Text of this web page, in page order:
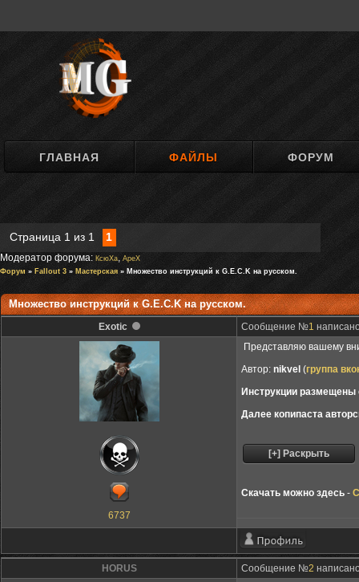
ГЛАВНАЯ ФАЙЛЫ ФОРУМ
Страница 1 из 1 1
Модератор форума: КсюXa, ApeX
Форум » Fallout 3 » Мастерская » Множество инструкций к G.E.C.K на русском.
Множество инструкций к G.E.C.K на русском.
Exotic Сообщение №1
6737
Представляю вашему
Автор: nikvel (группа
Инструкции размещены
Далее копипаста
Скачать можно здесь -
HORUS Сообщение №2